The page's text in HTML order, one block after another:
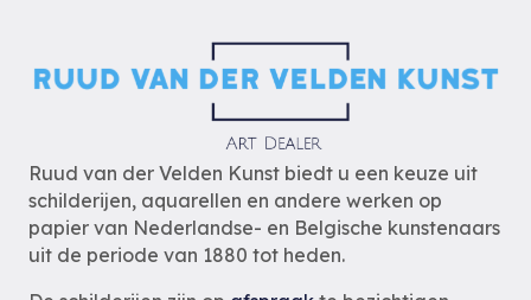
Ruud van der Velden Kunst biedt u een keuze uit
schilderijen, aquarellen en andere werken op
papier van Nederlandse- en Belgische kunstenaars
uit de periode van 1880 tot heden.